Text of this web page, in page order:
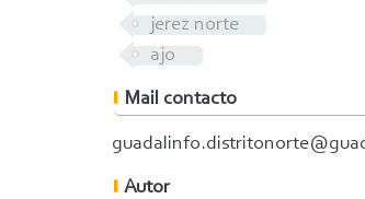
jerez norte
ajo
Mail contacto
Autor